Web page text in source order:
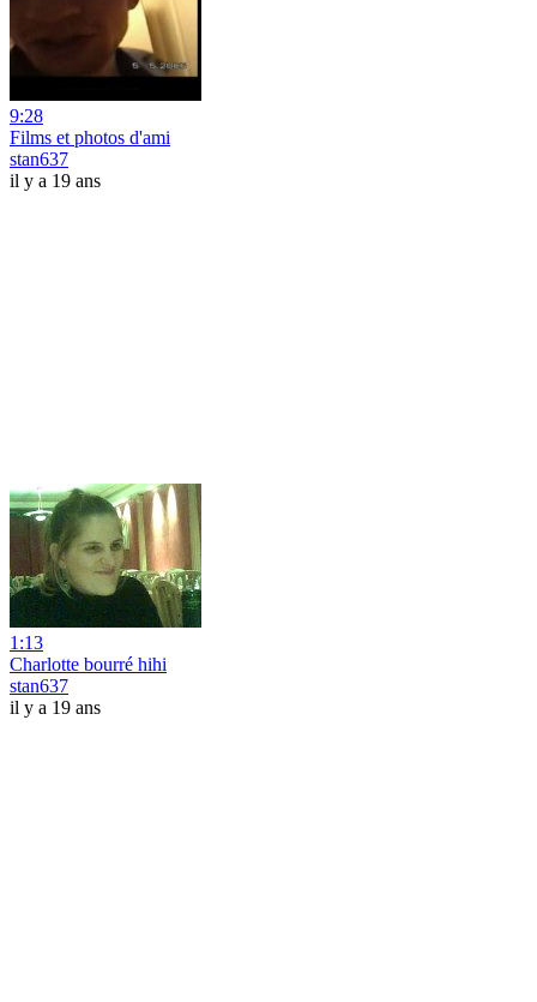
9:28
Films et photos d'ami
stan637
il y a 19 ans
1:13
Charlotte bourré hihi
stan637
il y a 19 ans